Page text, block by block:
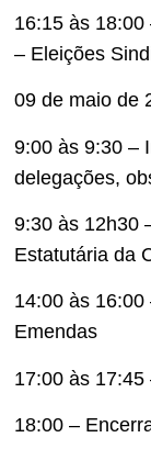
16:15 às
– Eleições
09 de maio de
9:00 às 9:30 –
delegações,
9:30 às 12h30
Estatutária da
14:00 às
Emendas
17:00 às
18:00 –